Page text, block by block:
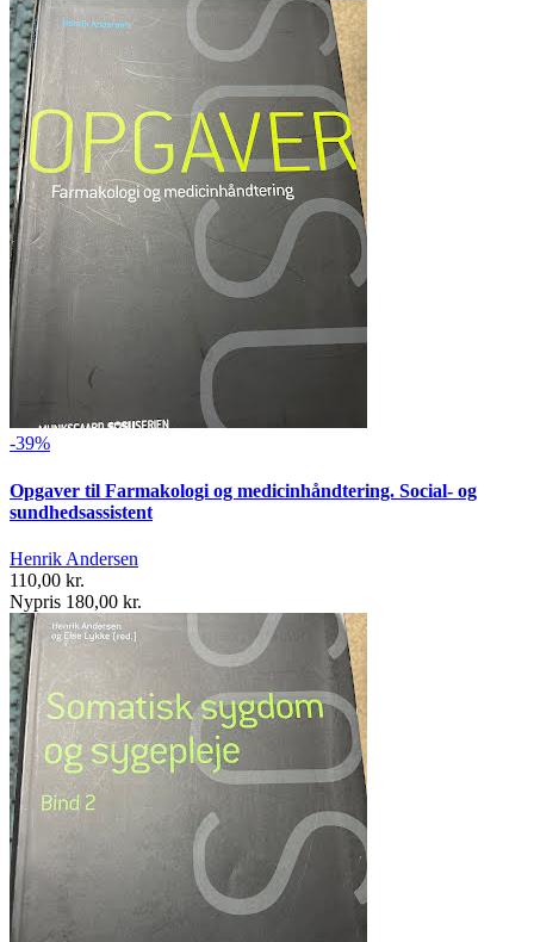
-39%
Opgaver til Farmakologi og medicinhåndtering. Social- og
sundhedsassistent
Henrik Andersen
110,00 kr.
Nypris 180,00 kr.